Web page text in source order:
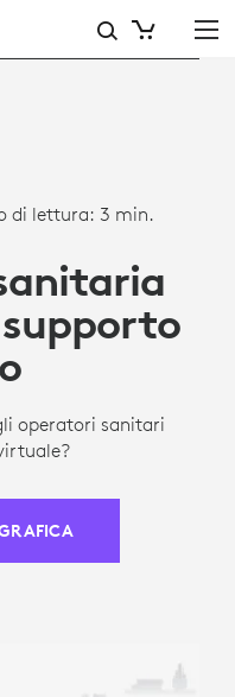
di lettura: 3 min.
operatori sanitari